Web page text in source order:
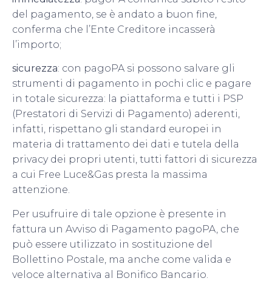
del pagamento, se è andato a buon fine,
conferma che l’Ente Creditore incasserà
l’importo;
sicurezza: con pagoPA si possono salvare gli
strumenti di pagamento in pochi clic e pagare
in totale sicurezza: la piattaforma e tutti i PSP
(Prestatori di Servizi di Pagamento) aderenti,
infatti, rispettano gli standard europei in
materia di trattamento dei dati e tutela della
privacy dei propri utenti, tutti fattori di sicurezza
a cui Free Luce&Gas presta la massima
attenzione.
Per usufruire di tale opzione è presente in
fattura un Avviso di Pagamento pagoPA, che
può essere utilizzato in sostituzione del
Bollettino Postale, ma anche come valida e
veloce alternativa al Bonifico Bancario.